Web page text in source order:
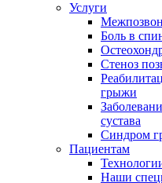
Услуги
Боль в
Стеноз
грыжи
сустава
Синдром
Пациентам
Наши